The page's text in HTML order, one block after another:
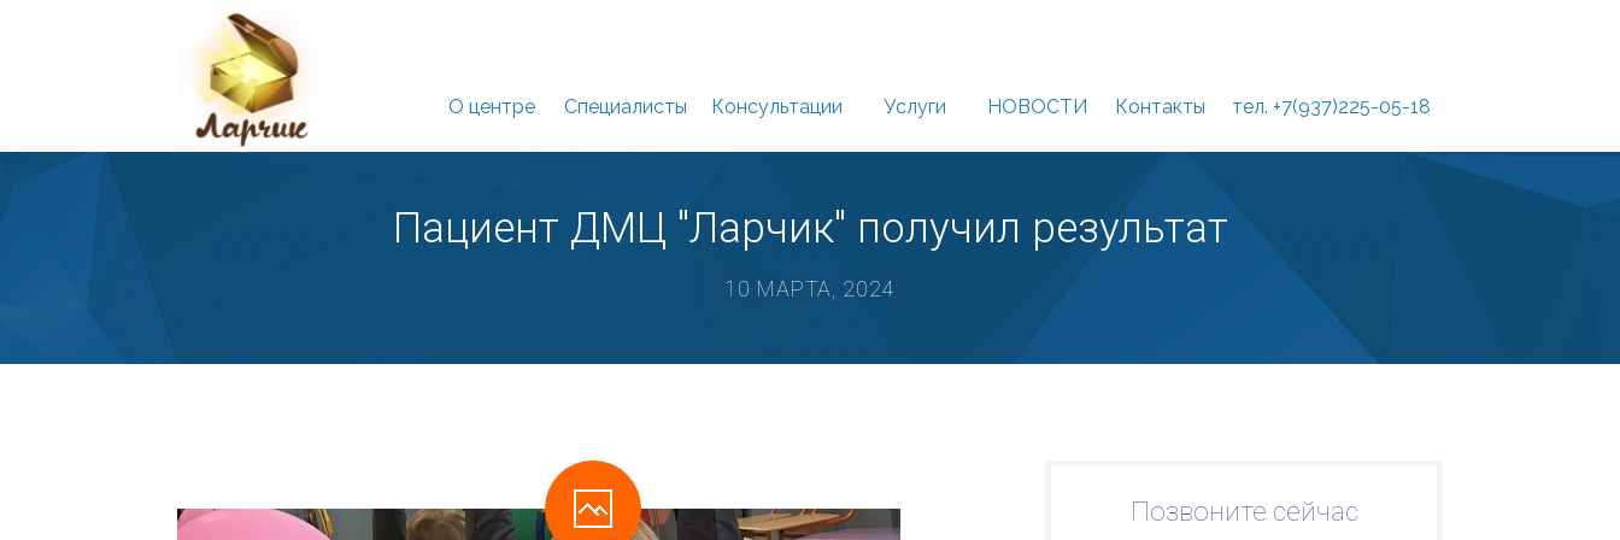
О центре Специалисты Консультации Услуги НОВОСТИ Контакты тел. +7(937)225-05-18
Пациент ДМЦ "Ларчик" получил результат
10 МАРТА, 2024
Позвоните сейчас